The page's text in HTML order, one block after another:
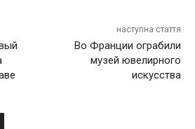
наступна стаття
Во Франции ограбили
музей ювелирного
искусства